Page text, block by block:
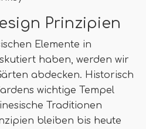
Prinzipien
Elemente in
haben, werden wir
abdecken. Historisch
wichtige Tempel
Traditionen
bleiben bis heute